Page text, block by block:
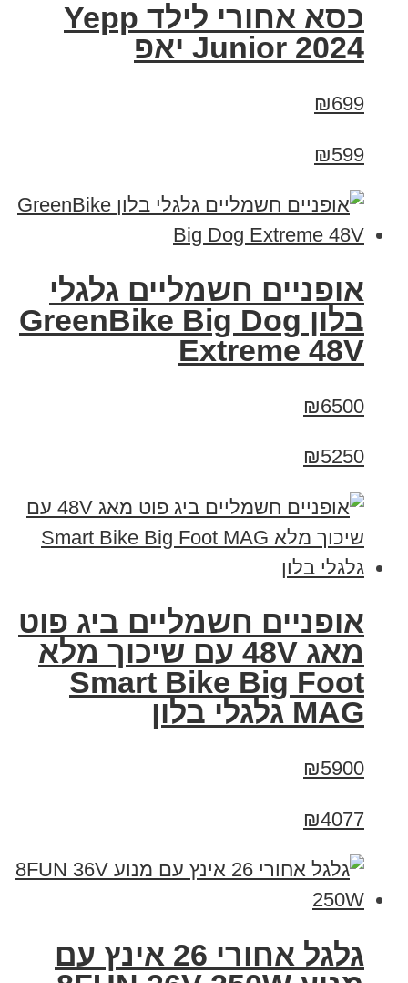
כסא אחורי לילד Yepp
Junior 2024 יאפ
₪699
₪599
אופניים חשמליים גלגלי
בלון GreenBike Big Dog
Extreme 48V
₪6500
₪5250
אופניים חשמליים ביג פוט
מאג 48V עם שיכוך מלא
Smart Bike Big Foot
MAG גלגלי בלון
₪5900
₪4077
גלגל אחורי 26 אינץ עם